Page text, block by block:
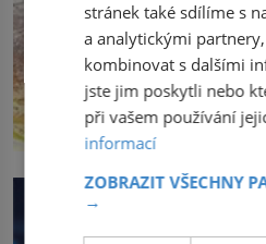
stránek také sdílíme s
a analytickými
kombinovat s dalšími
jste jim poskytli nebo
při vašem používání
informací
ZOBRAZIT VŠECHNY
→